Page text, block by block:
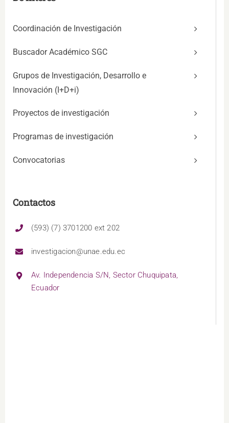
Coordinación de Investigación
Buscador Académico SGC
Grupos de Investigación, Desarrollo e
Innovación (I+D+i)
Proyectos de investigación
Programas de investigación
Convocatorias
Contactos
(593) (7) 3701200 ext 202
investigacion@unae.edu.ec
Av. Independencia S/N, Sector Chuquipata,
Ecuador